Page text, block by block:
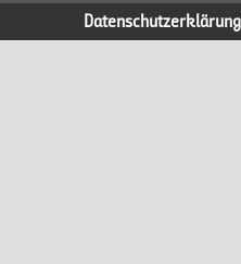
Datenschutzerklärung